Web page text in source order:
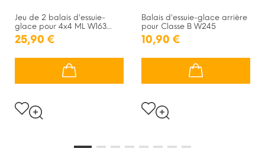
Jeu de 2 balais d'essuie-
glace pour 4x4 ML W163...
25,90 €
Balais d'essuie-glace arrière
pour Classe B W245
10,90 €